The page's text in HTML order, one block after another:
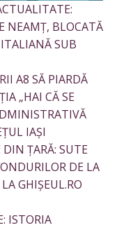
NEAMȚ, BLOCATĂ
SUB
A8 SĂ PIARDĂ
„HAI CĂ SE
IAȘI
ȚARĂ: SUTE
DE LA
GHIȘEUL.RO
ISTORIA